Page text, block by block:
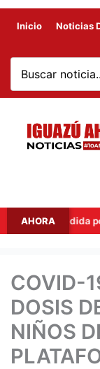
Inicio Noticias
AHORA
por
COVID-
DOSIS
NIÑOS